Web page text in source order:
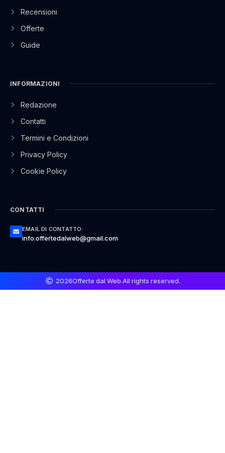
Recensioni
Offerte
Guide
INFORMAZIONI
Redazione
Contatti
Termini e Condizioni
Privacy Policy
Cookie Policy
CONTATTI
EMAIL DI CONTATTO:
info.offertedalweb@gmail.com
2026Offerte dal Web.All rights reserved.